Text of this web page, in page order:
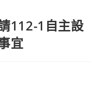
112-1自主設
宜